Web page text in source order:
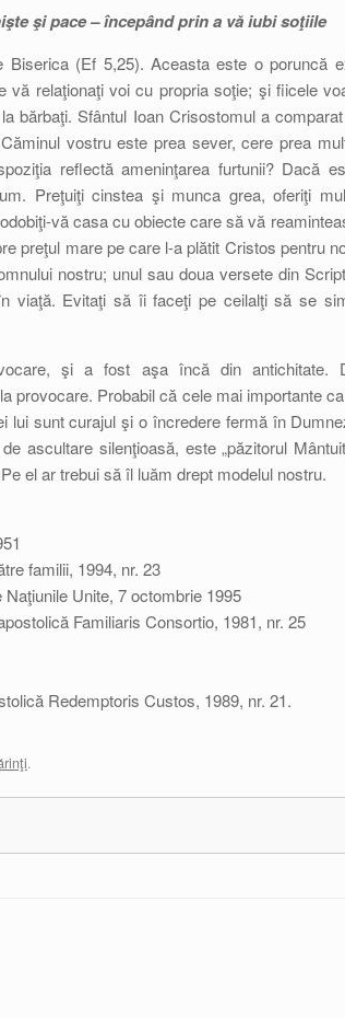
şi pace – începând prin a vă iubi soţiile
Biserica (Ef 5,25). Aceasta este o poruncă
vă relaţionaţi voi cu propria soţie; şi fiicele
bărbaţi. Sfântul Ioan Crisostomul a
vostru este prea sever, cere prea
reflectă ameninţarea furtunii? Dacă
Preţuiţi cinstea şi munca grea, oferiţi
vă casa cu obiecte care să vă
preţul mare pe care l-a plătit Cristos pentru
nostru; unul sau doua versete din
viaţă. Evitaţi să îi faceţi pe ceilalţi să se
şi a fost aşa încă din antichitate.
provocare. Probabil că cele mai importante
lui sunt curajul şi o încredere fermă în
ascultare silenţioasă, este „păzitorul
el ar trebui să îl luăm drept modelul nostru.
familii, 1994, nr. 23
Unite, 7 octombrie 1995
Familiaris Consortio, 1981, nr. 25
Redemptoris Custos, 1989, nr. 21.
.